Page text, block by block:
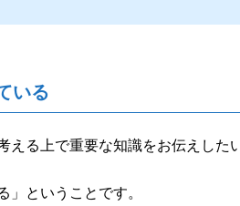
いる
る上で重要な知識をお伝えした
」ということです。